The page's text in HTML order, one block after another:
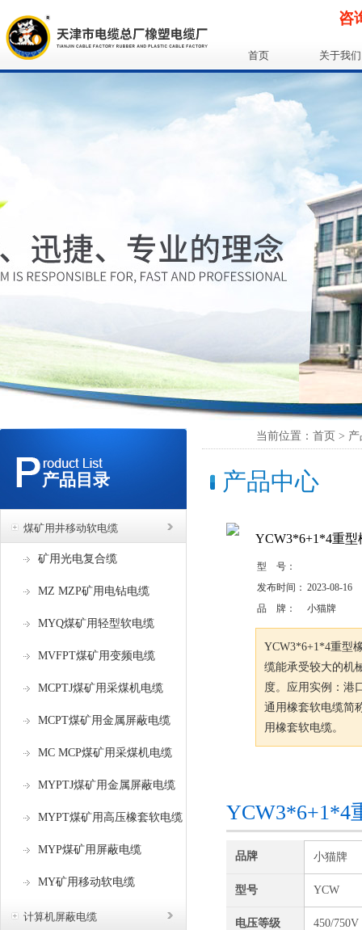
咨
首页 关于我们
产品目录
煤矿用井移动软电缆
矿用光电复合缆
MZ MZP矿用电钻电缆
MYQ煤矿用轻型软电缆
MVFPT煤矿用变频电缆
MCPTJ煤矿用采煤机电缆
MCPT煤矿用金属屏蔽电缆
MC MCP煤矿用采煤机电缆
MYPTJ煤矿用金属屏蔽电缆
MYPT煤矿用高压橡套软电缆
MYP煤矿用屏蔽电缆
MY矿用移动软电缆
计算机屏蔽电缆
当前位置：首页 >
产品中心
YCW3*6+1*4重
型 号：
发布时间： 2023-08-16
品 牌：
小猫牌
YCW3*6+1*4重型
缆能承受较大的机
度。应用实例：港
通用橡套软电缆简
用橡套软电缆。
YCW3*6+1*4
品牌 小猫牌
型号 YCW
电压等级 450/750V